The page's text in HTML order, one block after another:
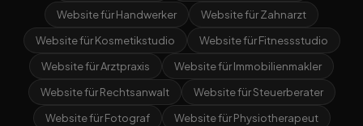
Website für Handwerker
Website für Zahnarzt
Website für Kosmetikstudio
Website für Fitnessstudio
Website für Arztpraxis
Website für Immobilienmakler
Website für Rechtsanwalt
Website für Steuerberater
Website für Fotograf
Website für Physiotherapeut